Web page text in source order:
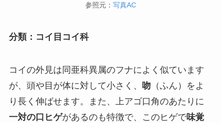
参照元： 写真AC
分類：コイ目コイ科
コイの外見は同亜科異属のフナによく似ています
が、頭や目が体に対して小さく、 吻（ふん）をよ
り長く伸ばせます。また、上アゴ口角のあたりに
一対の口ヒゲがあるのも特徴で、このヒゲで味覚